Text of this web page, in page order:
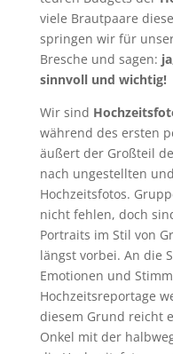
viele Brautpaare
springen wir für
Bresche und sagen:
sinnvoll und wichtig!
Wir sind
während des ersten
äußert der Großteil
nach ungestellten
Hochzeitsfotos.
nicht fehlen, doch
Portraits im Stil von
längst vorbei. An die
Emotionen und
Hochzeitsreportage
diesem Grund reicht
Onkel mit der